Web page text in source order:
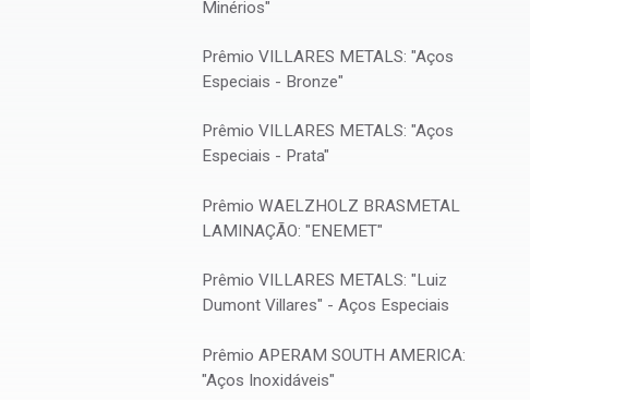
Minérios"
Prêmio VILLARES METALS: "Aços
Especiais - Bronze"
Prêmio VILLARES METALS: "Aços
Especiais - Prata"
Prêmio WAELZHOLZ BRASMETAL
LAMINAÇÃO: "ENEMET"
Prêmio VILLARES METALS: "Luiz
Dumont Villares" - Aços Especiais
Prêmio APERAM SOUTH AMERICA:
"Aços Inoxidáveis"
Flávia Vieira Braga, Thompson Ávila Reis Junior, Nilton José
Lucinda de Oliveira, Margareth Spangler Andrad (ISI MLE)
Recristalização Durante a Simulação de Laminação por Ensaios de
Torção de Aço Inoxidável Ferrítico Estabilizado ao Nióbio - 24696